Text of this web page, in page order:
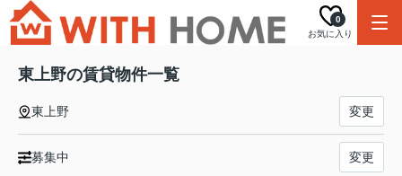
お気に入り
0
東上野の賃貸物件一覧
東上野 変更
募集中 変更